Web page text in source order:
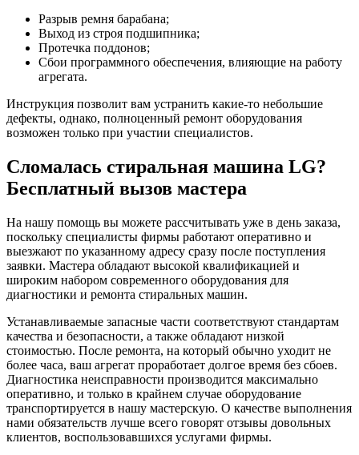
Разрыв ремня барабана;
Выход из строя подшипника;
Протечка поддонов;
Сбои программного обеспечения, влияющие на работу
агрегата.
Инструкция позволит вам устранить какие-то небольшие
дефекты, однако, полноценный ремонт оборудования
возможен только при участии специалистов.
Сломалась стиральная машина LG?
Бесплатный вызов мастера
На нашу помощь вы можете рассчитывать уже в день заказа,
поскольку специалисты фирмы работают оперативно и
выезжают по указанному адресу сразу после поступления
заявки. Мастера обладают высокой квалификацией и
широким набором современного оборудования для
диагностики и ремонта стиральных машин.
Устанавливаемые запасные части соответствуют стандартам
качества и безопасности, а также обладают низкой
стоимостью. После ремонта, на который обычно уходит не
более часа, ваш агрегат проработает долгое время без сбоев.
Диагностика неисправности производится максимально
оперативно, и только в крайнем случае оборудование
транспортируется в нашу мастерскую. О качестве выполнения
нами обязательств лучше всего говорят отзывы довольных
клиентов, воспользовавшихся услугами фирмы.